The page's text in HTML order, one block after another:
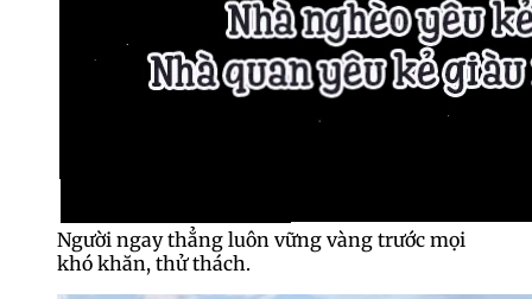
Người ngay thẳng luôn vững vàng trước mọi
khó khăn, thử thách.